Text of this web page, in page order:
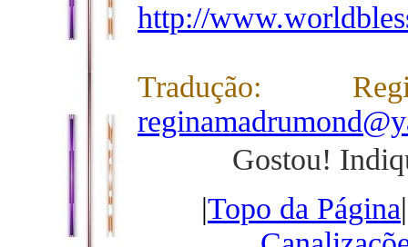
http://
Tradução:
Gostou!
|Topo da Página